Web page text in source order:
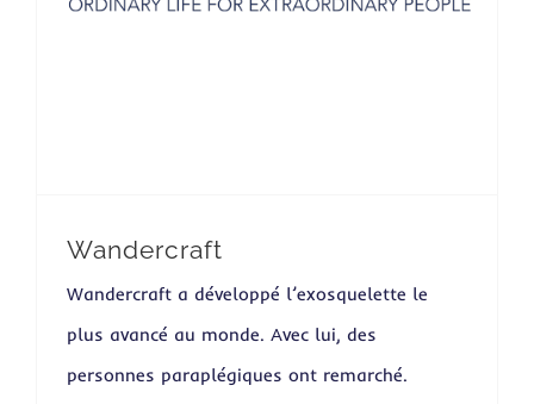
Wandercraft
Wandercraft a développé l’exosquelette le
plus avancé au monde. Avec lui, des
personnes paraplégiques ont remarché.